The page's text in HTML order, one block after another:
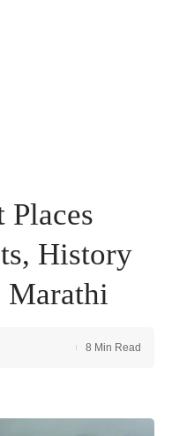
Places
History
Marathi
8 Min Read